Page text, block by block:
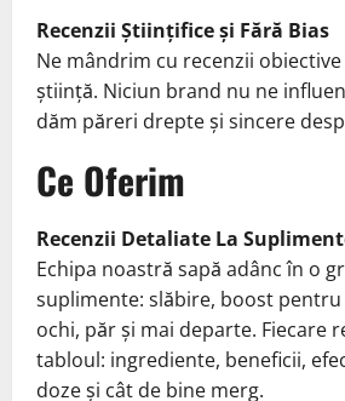
Recenzii Științifice și Fără Bias
Ne mândrim cu recenzii
știință. Niciun brand nu ne
dăm păreri drepte și sincere
Ce Oferim
Recenzii Detaliate La
Echipa noastră sapă adânc în o
suplimente: slăbire, boost
ochi, păr și mai departe. Fiecare
tabloul: ingrediente, beneficii,
doze și cât de bine merg.